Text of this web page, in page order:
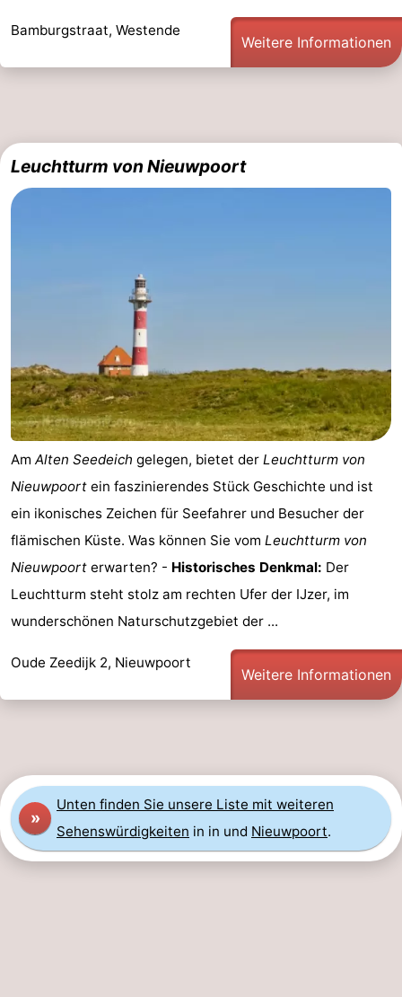
trinken
Praktisch
Forum
Adressen
Region
Westflandern
-
Gent
-
Küste
-
Natur
Het
-
Knokke-
-
Blankenberge
-
Wenduine
-
De
Bamburgstraat, Westende
Weitere Informationen
Leuchtturm von Nieuwpoort
Am Alten Seedeich gelegen, bietet der Leuchtturm von
Nieuwpoort ein faszinierendes Stück Geschichte und ist
ein ikonisches Zeichen für Seefahrer und Besucher der
flämischen Küste. Was können Sie vom Leuchtturm von
Nieuwpoort erwarten? - Historisches Denkmal: Der
Leuchtturm steht stolz am rechten Ufer der IJzer, im
wunderschönen Naturschutzgebiet der ...
Oude Zeedijk 2, Nieuwpoort
Weitere Informationen
»
Unten finden Sie unsere Liste mit weiteren
Sehenswürdigkeiten in in und Nieuwpoort.